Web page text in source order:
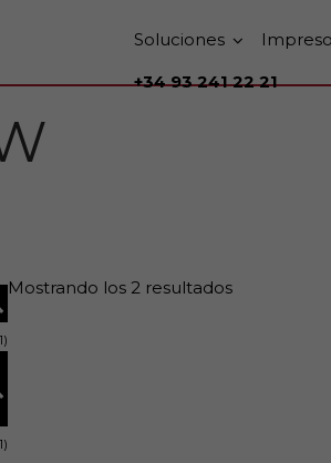
Soluciones
+34 93 241 22 21
Mostrando los 2 resultados